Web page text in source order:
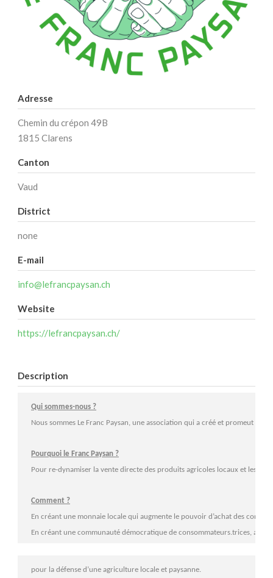
Adresse
Chemin du crépon 49B
1815 Clarens
Canton
Vaud
District
none
E-mail
info@lefrancpaysan.ch
Website
https://lefrancpaysan.ch/
Description
Qui sommes-nous ?
Nous sommes Le Franc Paysan, une association qui a créé et promeut une
Pourquoi le Franc Paysan ?
Pour re-dynamiser la vente directe des produits agricoles locaux et les
Comment ?
En créant une monnaie locale qui augmente le pouvoir d’achat des
En créant une communauté démocratique de consommateurs.trices,
pour la défense d’une agriculture locale et paysanne.